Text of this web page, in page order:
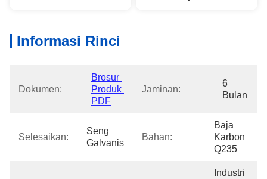
Informasi Rinci
Dokumen:
Brosur
Produk
PDF
Jaminan:
6
Bulan
Selesaikan:
Seng
Galvanis
Bahan:
Baja
Karbon
Q235
Industri